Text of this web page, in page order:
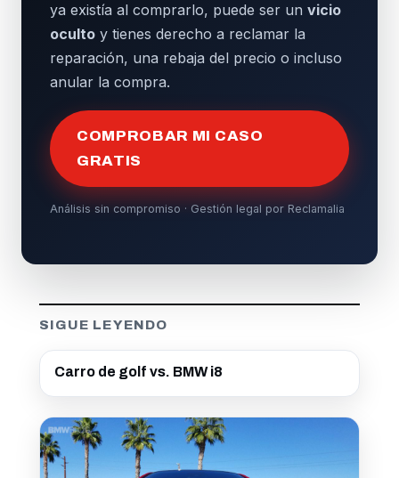
ya existía al comprarlo, puede ser un vicio
oculto y tienes derecho a reclamar la
reparación, una rebaja del precio o incluso
anular la compra.
COMPROBAR MI CASO
GRATIS
Análisis sin compromiso · Gestión legal por Reclamalia
SIGUE LEYENDO
Carro de golf vs. BMW i8